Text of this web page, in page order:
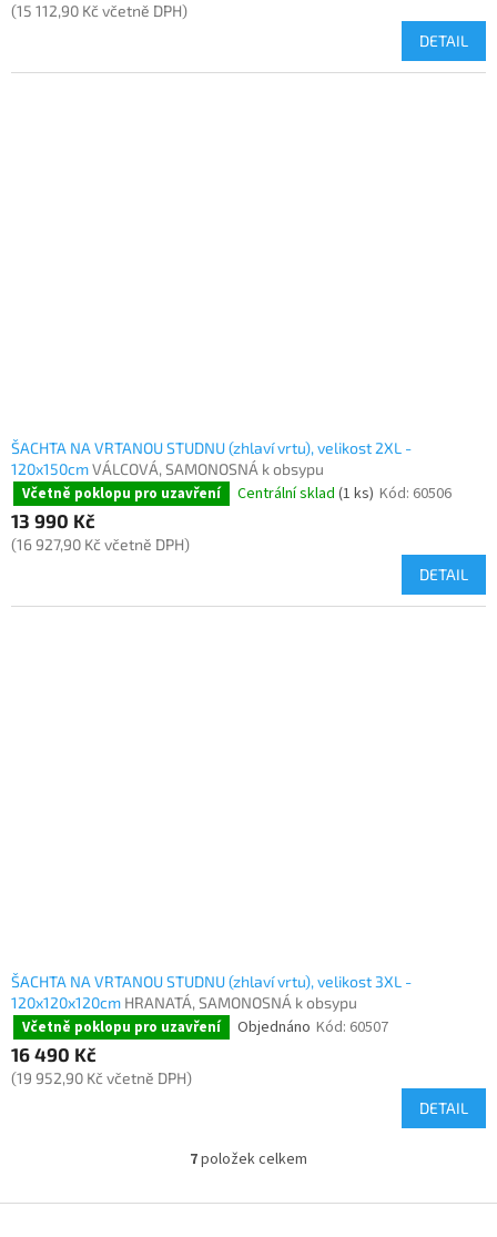
(15 112,90 Kč včetně DPH)
DETAIL
ŠACHTA NA VRTANOU STUDNU (zhlaví vrtu), velikost 2XL -
120x150cmVÁLCOVÁ, SAMONOSNÁ k obsypu
Včetně poklopu pro uzavření Centrální sklad (1 ks) Kód: 60506
13 990 Kč
(16 927,90 Kč včetně DPH)
DETAIL
ŠACHTA NA VRTANOU STUDNU (zhlaví vrtu), velikost 3XL -
120x120x120cm HRANATÁ, SAMONOSNÁ k obsypu
Včetně poklopu pro uzavření Objednáno Kód: 60507
16 490 Kč
(19 952,90 Kč včetně DPH)
DETAIL
7položek celkem